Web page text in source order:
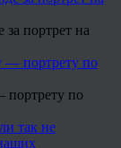
портрет на
портрету по